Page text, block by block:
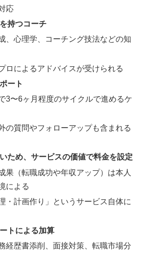
応
持つコーチ
、心理学、コーチング技法などの知
ロによるアドバイスが受けられる
ート
3〜6ヶ月程度のサイクルで進めるケ
の質問やフォローアップも含まれる
ため、サービスの価値で料金を設定
果（転職成功や年収アップ）は本人
による
・計画作り」というサービス自体に
トによる加算
経歴書添削、面接対策、転職市場分